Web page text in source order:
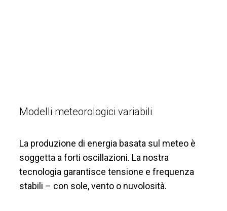
Modelli meteorologici variabili
La produzione di energia basata sul meteo è
soggetta a forti oscillazioni. La nostra
tecnologia garantisce tensione e frequenza
stabili – con sole, vento o nuvolosità.